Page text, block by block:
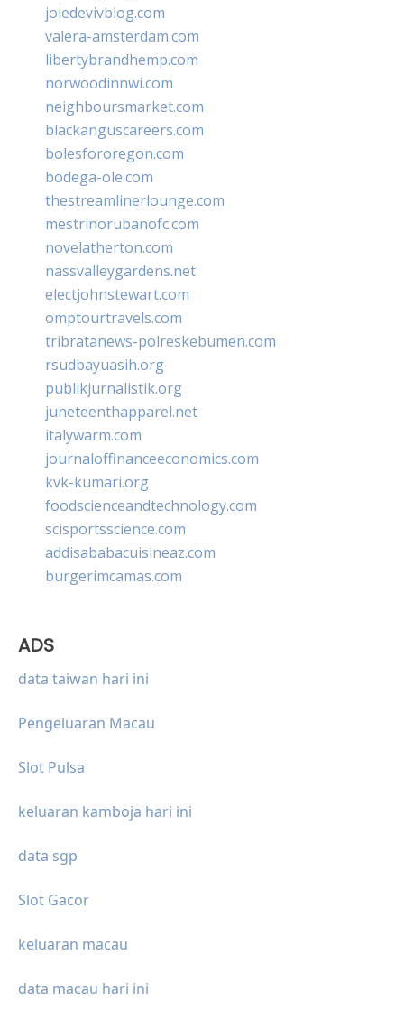
joiedevivblog.com
valera-amsterdam.com
libertybrandhemp.com
norwoodinnwi.com
neighboursmarket.com
blackanguscareers.com
bolesfororegon.com
bodega-ole.com
thestreamlinerlounge.com
mestrinorubanofc.com
novelatherton.com
nassvalleygardens.net
electjohnstewart.com
omptourtravels.com
tribratanews-polreskebumen.com
rsudbayuasih.org
publikjurnalistik.org
juneteenthapparel.net
italywarm.com
journaloffinanceeconomics.com
kvk-kumari.org
foodscienceandtechnology.com
scisportsscience.com
addisababacuisineaz.com
burgerimcamas.com
ADS
data taiwan hari ini
Pengeluaran Macau
Slot Pulsa
keluaran kamboja hari ini
data sgp
Slot Gacor
keluaran macau
data macau hari ini